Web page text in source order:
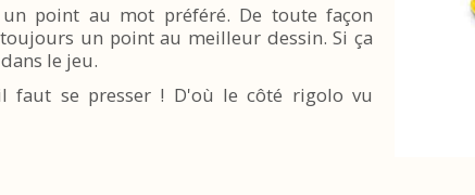
point au mot préféré. De toute façon
un point au meilleur dessin. Si ça
le jeu.
faut se presser ! D'où le côté rigolo vu